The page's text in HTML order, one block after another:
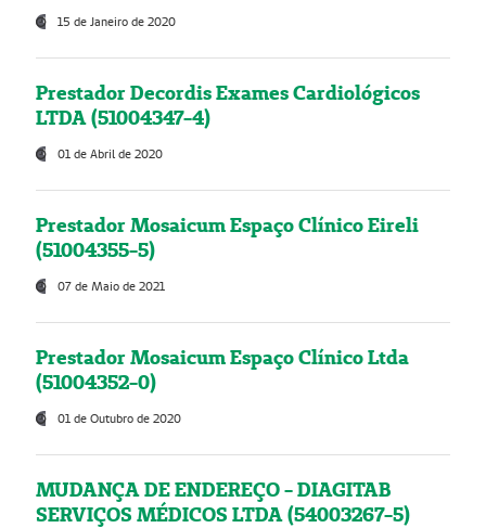
15 de Janeiro de 2020
Prestador Decordis Exames Cardiológicos
LTDA (51004347-4)
01 de Abril de 2020
Prestador Mosaicum Espaço Clínico Eireli
(51004355-5)
07 de Maio de 2021
Prestador Mosaicum Espaço Clínico Ltda
(51004352-0)
01 de Outubro de 2020
MUDANÇA DE ENDEREÇO - DIAGITAB
SERVIÇOS MÉDICOS LTDA (54003267-5)